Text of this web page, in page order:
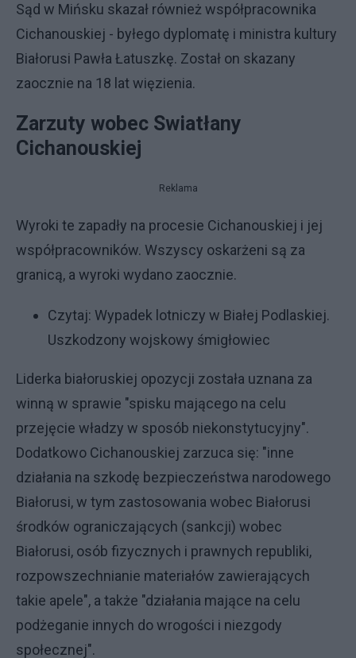
Sąd w Mińsku skazał również współpracownika
Cichanouskiej - byłego dyplomatę i ministra kultury
Białorusi Pawła Łatuszkę. Został on skazany
zaocznie na 18 lat więzienia.
Zarzuty wobec Swiatłany
Cichanouskiej
Reklama
Wyroki te zapadły na procesie Cichanouskiej i jej
współpracowników. Wszyscy oskarżeni są za
granicą, a wyroki wydano zaocznie.
Czytaj: Wypadek lotniczy w Białej Podlaskiej.
Uszkodzony wojskowy śmigłowiec
Liderka białoruskiej opozycji została uznana za
winną w sprawie "spisku mającego na celu
przejęcie władzy w sposób niekonstytucyjny".
Dodatkowo Cichanouskiej zarzuca się: "inne
działania na szkodę bezpieczeństwa narodowego
Białorusi, w tym zastosowania wobec Białorusi
środków ograniczających (sankcji) wobec
Białorusi, osób fizycznych i prawnych republiki,
rozpowszechnianie materiałów zawierających
takie apele", a także "działania mające na celu
podżeganie innych do wrogości i niezgody
społecznej".